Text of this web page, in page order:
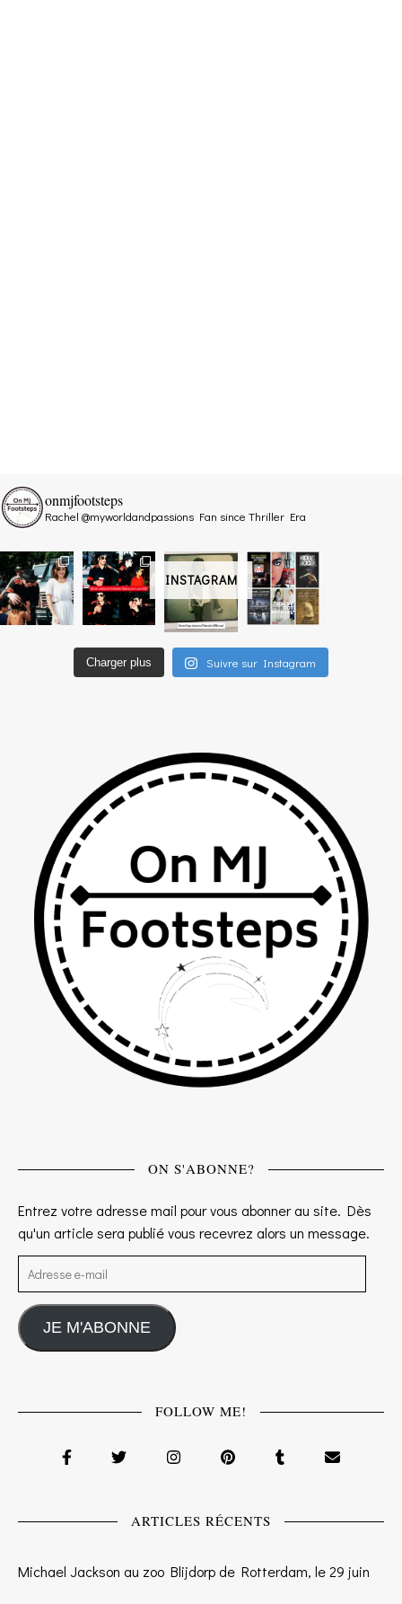
INSTAGRAM
onmjfootsteps
Rachel @myworldandpassions Fan since Thriller Era
Charger plus Suivre sur Instagram
ON S'ABONNE?
Entrez votre adresse mail pour vous abonner au site. Dès
qu'un article sera publié vous recevrez alors un message.
Adresse e-mail
JE M'ABONNE
FOLLOW ME!
ARTICLES RÉCENTS
Michael Jackson au zoo Blijdorp de Rotterdam, le 29 juin